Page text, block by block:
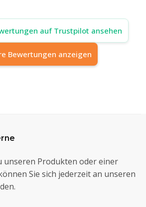
auf Trustpilot ansehen
Bewertungen anzeigen
unseren Produkten oder einer
Sie sich jederzeit an unseren